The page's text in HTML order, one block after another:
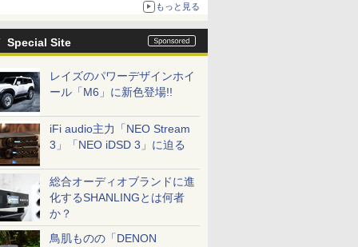
もっと見る
Special Site
レイズのパワーデザインホイ
ール「M6」に新色登場!!
iFi audio主力「NEO Stream
3」「NEO iDSD 3」に迫る
総合オーディオブランドに進
化するSHANLINGとは何者
か？
鳥肌ものの「DENON